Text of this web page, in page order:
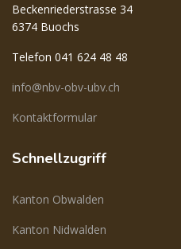
Beckenriederstrasse 34
6374 Buochs
Telefon 041 624 48 48
info@nbv-obv-ubv.ch
Kontaktformular
Schnellzugriff
Kanton Obwalden
Kanton Nidwalden